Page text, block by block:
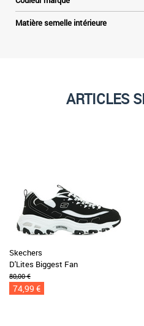
Matière semelle intérieure
ARTICLES
Skechers
D'Lites Biggest Fan
80,00 €
74,99 €